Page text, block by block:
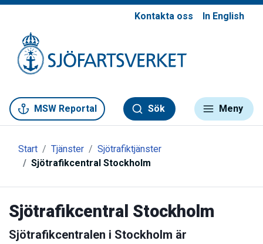
Kontakta oss In English
MSW Reportal Sök Meny
Start Tjänster
Sjötrafiktjänster
Sjötrafikcentral Stockholm
Sjötrafikcentral Stockholm
Sjötrafikcentralen i Stockholm är